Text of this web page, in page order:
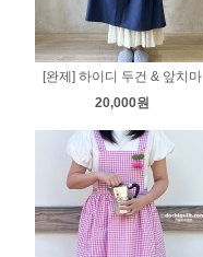
[완제] 하이디 두건 & 앞치마
20,000원